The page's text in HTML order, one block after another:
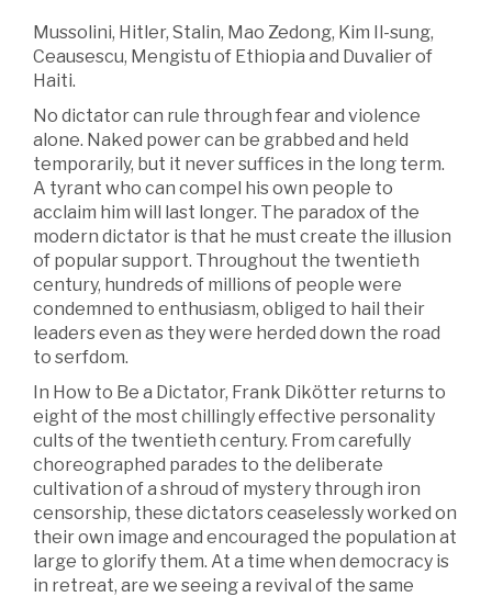
Mussolini, Hitler, Stalin, Mao Zedong, Kim Il-sung,
Ceausescu, Mengistu of Ethiopia and Duvalier of
Haiti.
No dictator can rule through fear and violence
alone. Naked power can be grabbed and held
temporarily, but it never suffices in the long term.
A tyrant who can compel his own people to
acclaim him will last longer. The paradox of the
modern dictator is that he must create the illusion
of popular support. Throughout the twentieth
century, hundreds of millions of people were
condemned to enthusiasm, obliged to hail their
leaders even as they were herded down the road
to serfdom.
In How to Be a Dictator, Frank Dikötter returns to
eight of the most chillingly effective personality
cults of the twentieth century. From carefully
choreographed parades to the deliberate
cultivation of a shroud of mystery through iron
censorship, these dictators ceaselessly worked on
their own image and encouraged the population at
large to glorify them. At a time when democracy is
in retreat, are we seeing a revival of the same